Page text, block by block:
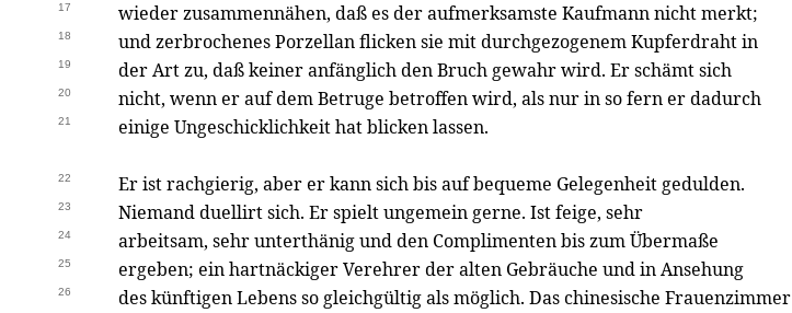
17 wieder zusammennähen, daß es der aufmerksamste Kaufmann nicht merkt;
18 und zerbrochenes Porzellan flicken sie mit durchgezogenem Kupferdraht in
19 der Art zu, daß keiner anfänglich den Bruch gewahr wird. Er schämt sich
20 nicht, wenn er auf dem Betruge betroffen wird, als nur in so fern er dadurch
21 einige Ungeschicklichkeit hat blicken lassen.
22 Er ist rachgierig, aber er kann sich bis auf bequeme Gelegenheit gedulden.
23 Niemand duellirt sich. Er spielt ungemein gerne. Ist feige, sehr
24 arbeitsam, sehr unterthänig und den Complimenten bis zum Übermaße
25 ergeben; ein hartnäckiger Verehrer der alten Gebräuche und in Ansehung
26 des künftigen Lebens so gleichgültig als möglich. Das chinesische Frauenzimmer